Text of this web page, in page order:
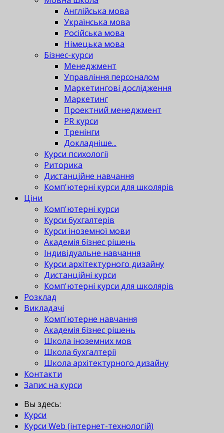
Англійська мова
Українська мова
Російська мова
Німецька мова
Бізнес-курси
Менеджмент
Управління персоналом
Маркетингові дослідження
Маркетинг
Проектний менеджмент
PR курси
Тренінги
Докладніше...
Курси психології
Риторика
Дистанційне навчання
Комп'ютерні курси для школярів
Ціни
Комп'ютерні курси
Курси бухгалтерів
Курси іноземної мови
Академія бізнес рішень
Індивідуальне навчання
Курси архітектурного дизайну
Дистанційні курси
Комп'ютерні курси для школярів
Розклад
Викладачі
Комп'ютерне навчання
Академія бізнес рішень
Школа іноземних мов
Школа бухгалтерії
Школа архітектурного дизайну
Контакти
Запис на курси
Вы здесь:
Курси
Курси Web (інтернет-технологій)